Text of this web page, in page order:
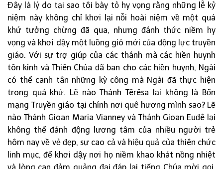
Đây là lý do tại sao tôi bày tỏ hy vọng rằng những lễ kỷ
niệm này không chỉ khơi lại nỗi hoài niệm về một quá
khứ tưởng chừng đã qua, nhưng đánh thức niềm hy
vọng và khơi dậy một luồng gió mới của động lực truyền
giáo. Với sự trợ giúp của các thánh mà các hiền huynh
tôn kính và Thiên Chúa đã ban cho các hiền huynh, Ngài
có thể canh tân những kỳ công mà Ngài đã thực hiện
trong quá khứ. Lẽ nào Thánh Têrêsa lại không là Bổn
mạng Truyền giáo tại chính nơi quê hương mình sao? Lẽ
nào Thánh Gioan Maria Vianney và Thánh Gioan Euđê lại
không thể đánh động lương tâm của nhiều người trẻ
hôm nay về vẻ đẹp, sự cao cả và hiệu quả của thiên chức
linh mục, để khơi dậy nơi họ niềm khao khát nồng nhiệt